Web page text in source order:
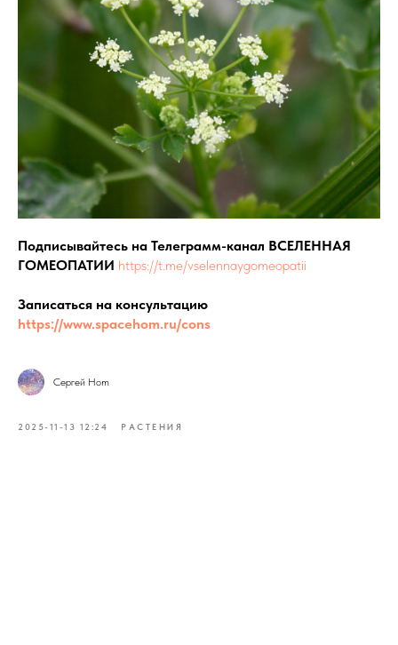
Подписывайтесь на Телеграмм-канал ВСЕЛЕННАЯ
ГОМЕОПАТИИ https://t.me/vselennaygomeopatii
Записаться на консультацию
https://www.spacehom.ru/cons
Сергей Hom
2025-11-13 12:24 РАСТЕНИЯ